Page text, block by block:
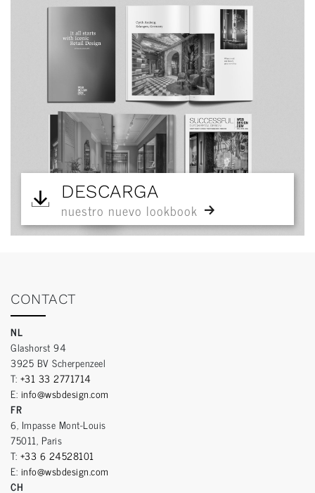
DESCARGA
nuestro nuevo lookbook
CONTACT
NL
Glashorst 94
3925 BV Scherpenzeel
T: +31 33 2771714
E: info@wsbdesign.com
FR
6, Impasse Mont-Louis
75011, Paris
T: +33 6 24528101
E: info@wsbdesign.com
CH